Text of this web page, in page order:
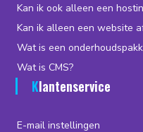
Kan ik ook alleen een
Kan ik alleen een website
Wat is een
Wat is CMS?
Klantenservice
E-mail instellingen